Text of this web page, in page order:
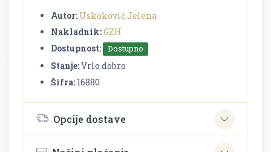
Autor: Uskoković Jelena
Nakladnik:GZH
Dostupnost:
Dostupno
Stanje:Vrlo dobro
Šifra: 16880
Opcije dostave